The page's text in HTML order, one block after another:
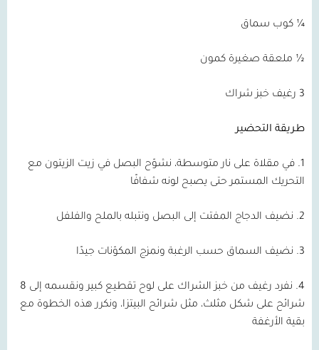
¼ كوب سماق
½ ملعقة صغيرة كمون
3 رغيف خبز شراك
طريقة التحضير
1. في مقلاة على نار متوسطة، نشوّح البصل في زيت الزيتون مع
التحريك المستمر حتى يصبح لونه شفافًا
2. نضيف الدجاج المفتت إلى البصل ونتبله بالملح والفلفل
3. نضيف السماق حسب الرغبة ونمزج المكوّنات جيدًا
4. نفرد رغيف من خبز الشراك على لوح تقطيع كبير ونقسمه إلى 8
شرائح على شكل مثلث، مثل شرائح البيتزا، ونكرر هذه الخطوة مع
بقية الأرغفة